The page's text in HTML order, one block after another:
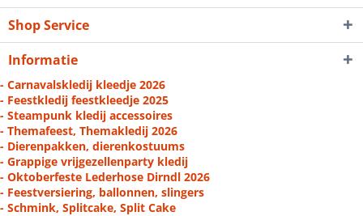
Shop Service
Informatie
- Carnavalskledij kleedje 2026
- Feestkledij feestkleedje 2025
- Steampunk kledij accessoires
- Themafeest, Themakledij 2026
- Dierenpakken, dierenkostuums
- Grappige vrijgezellenparty kledij
- Oktoberfeste Lederhose Dirndl 2026
- Feestversiering, ballonnen, slingers
- Schmink, Splitcake, Split Cake